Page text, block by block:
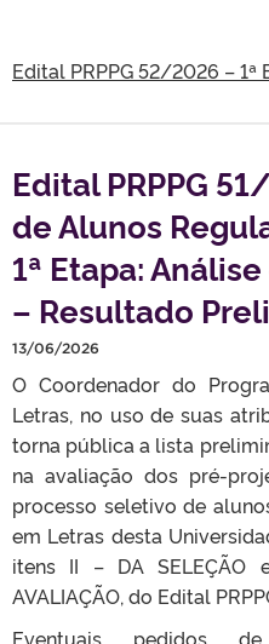
Edital PRPPG 52/2026 – 1ª
Edital PRPPG
de Alunos
1ª Etapa:
– Resultado
13/06/2026
O Coordenador do
Letras, no uso de suas
torna pública a lista
na avaliação dos pré-
processo seletivo de
em Letras desta
itens II – DA SELEÇÃO
AVALIAÇÃO, do Edital
Eventuais pedidos